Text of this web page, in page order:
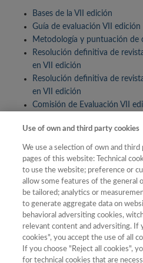
Bases de la VII edición
Guía de evaluación VII edición
Metodología y puntuación de
Resolución definitiva de
en VII edición
Resolución definitiva de
en VII edición
Comisión de Evaluación VII
Plazos
: El procedimiento se inició el
definitiva fue el 30 de julio 2021.
Beneficiarios : las revistas que han
con el reconocimiento del sello de
un año.
Anuncio en el BOE:30/12/2020
Use of own and third party cookies
We use a selection of own and
pages of this website: Technical
to use the website; preference or
allow some features of the general
be tailored; analytics or
to generate aggregate data on
behavioral adversiting cookies,
relevant content and adversiting. If
cookies", you accept the use of all
If you choose "Reject all cookies",
for technical cookies that are